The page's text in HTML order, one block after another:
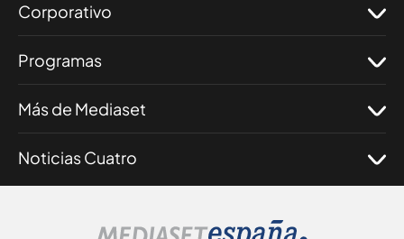
Corporativo
Programas
Más de Mediaset
Noticias Cuatro